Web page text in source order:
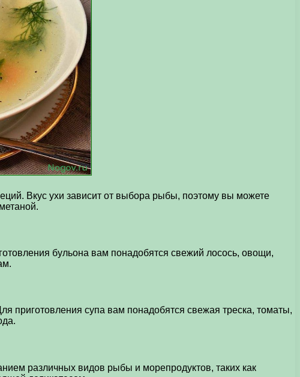
Вкус ухи зависит от выбора рыбы, поэтому вы можете
бульона вам понадобятся свежий лосось, овощи,
приготовления супа вам понадобятся свежая треска, томаты,
различных видов рыбы и морепродуктов, таких как